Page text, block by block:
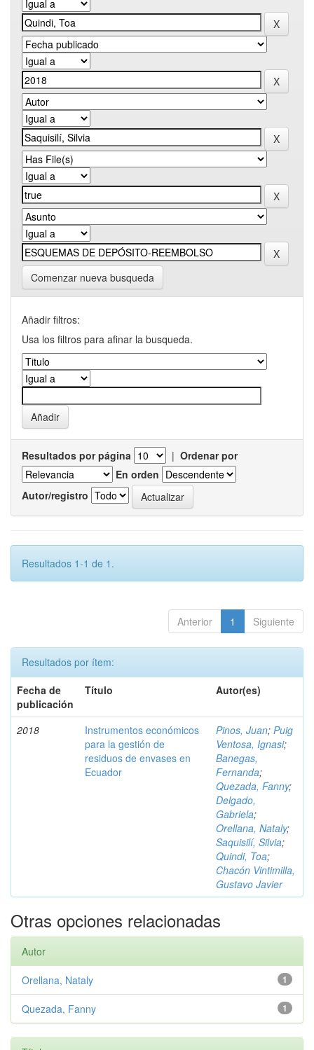
Comenzar nueva busqueda
Añadir filtros:
Usa los filtros para afinar la busqueda.
Resultados por página | Ordenar por
En orden
Autor/registro
Resultados 1-1 de 1.
Anterior 1 Siguiente
Resultados por ítem:
Fecha de
publicación
Título Autor(es)
2018
Instrumentos económicos
para la gestión de
residuos de envases en
Ecuador
Pinos, Juan; Puig
Ventosa, Ignasi;
Banegas,
Fernanda;
Quezada, Fanny;
Delgado,
Gabriela;
Orellana, Nataly;
Saquisilí, Silvia;
Quindi, Toa;
Chacón Vintimilla,
Gustavo Javier
Otras opciones relacionadas
Autor
1
Orellana, Nataly
1
Quezada, Fanny